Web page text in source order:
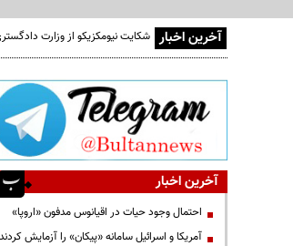
آخرین اخبار شکایت نیومکزیکو از وزارت
آخرین اخبار
احتمال وجود حیات در اقیانوس مدفون «اروپا»
آمریکا و اسرائیل سامانه «پیکان» را آزمایش کردند